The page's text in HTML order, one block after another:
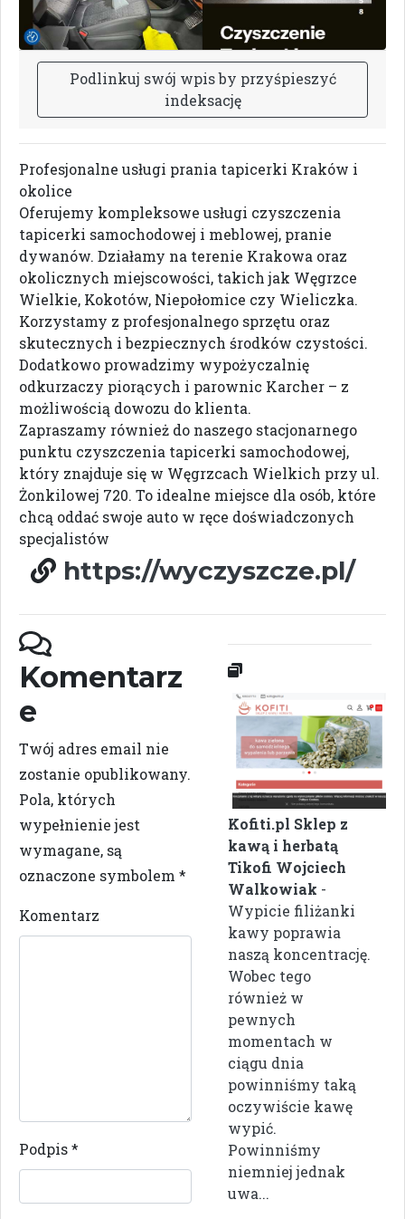
Podlinkuj swój wpisby przyśpieszyć
indeksację
Profesjonalne usługi prania tapicerki Kraków i
okolice
Oferujemy kompleksowe usługi czyszczenia
tapicerki samochodowej i meblowej, pranie
dywanów. Działamy na terenie Krakowa oraz
okolicznych miejscowości, takich jak Węgrzce
Wielkie, Kokotów, Niepołomice czy Wieliczka.
Korzystamy z profesjonalnego sprzętu oraz
skutecznych i bezpiecznych środków czystości.
Dodatkowo prowadzimy wypożyczalnię
odkurzaczy piorących i parownic Karcher – z
możliwością dowozu do klienta.
Zapraszamy również do naszego stacjonarnego
punktu czyszczenia tapicerki samochodowej,
który znajduje się w Węgrzcach Wielkich przy ul.
Żonkilowej 720. To idealne miejsce dla osób, które
chcą oddać swoje auto w ręce doświadczonych
specjalistów
https://wyczyszcze.pl/
Komentarz
e
Twój adres email nie
zostanie opublikowany.
Pola, których
wypełnienie jest
wymagane, są
oznaczone symbolem *
Komentarz
Podpis*
Kofiti.pl Sklep z
kawą i herbatą
Tikofi Wojciech
Walkowiak -
Wypicie filiżanki
kawy poprawia
naszą koncentrację.
Wobec tego
również w
pewnych
momentach w
ciągu dnia
powinniśmy taką
oczywiście kawę
wypić.
Powinniśmy
niemniej jednak
uwa...